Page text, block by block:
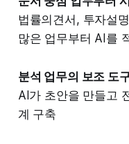
법률의견서, 투자설
많은 업무부터 AI를
분석 업무의 보조 도
AI가 초안을 만들고
계 구축